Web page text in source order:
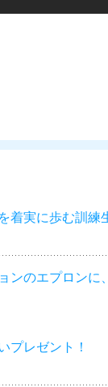
着実に歩む訓練
ンのエプロンに
プレゼント！